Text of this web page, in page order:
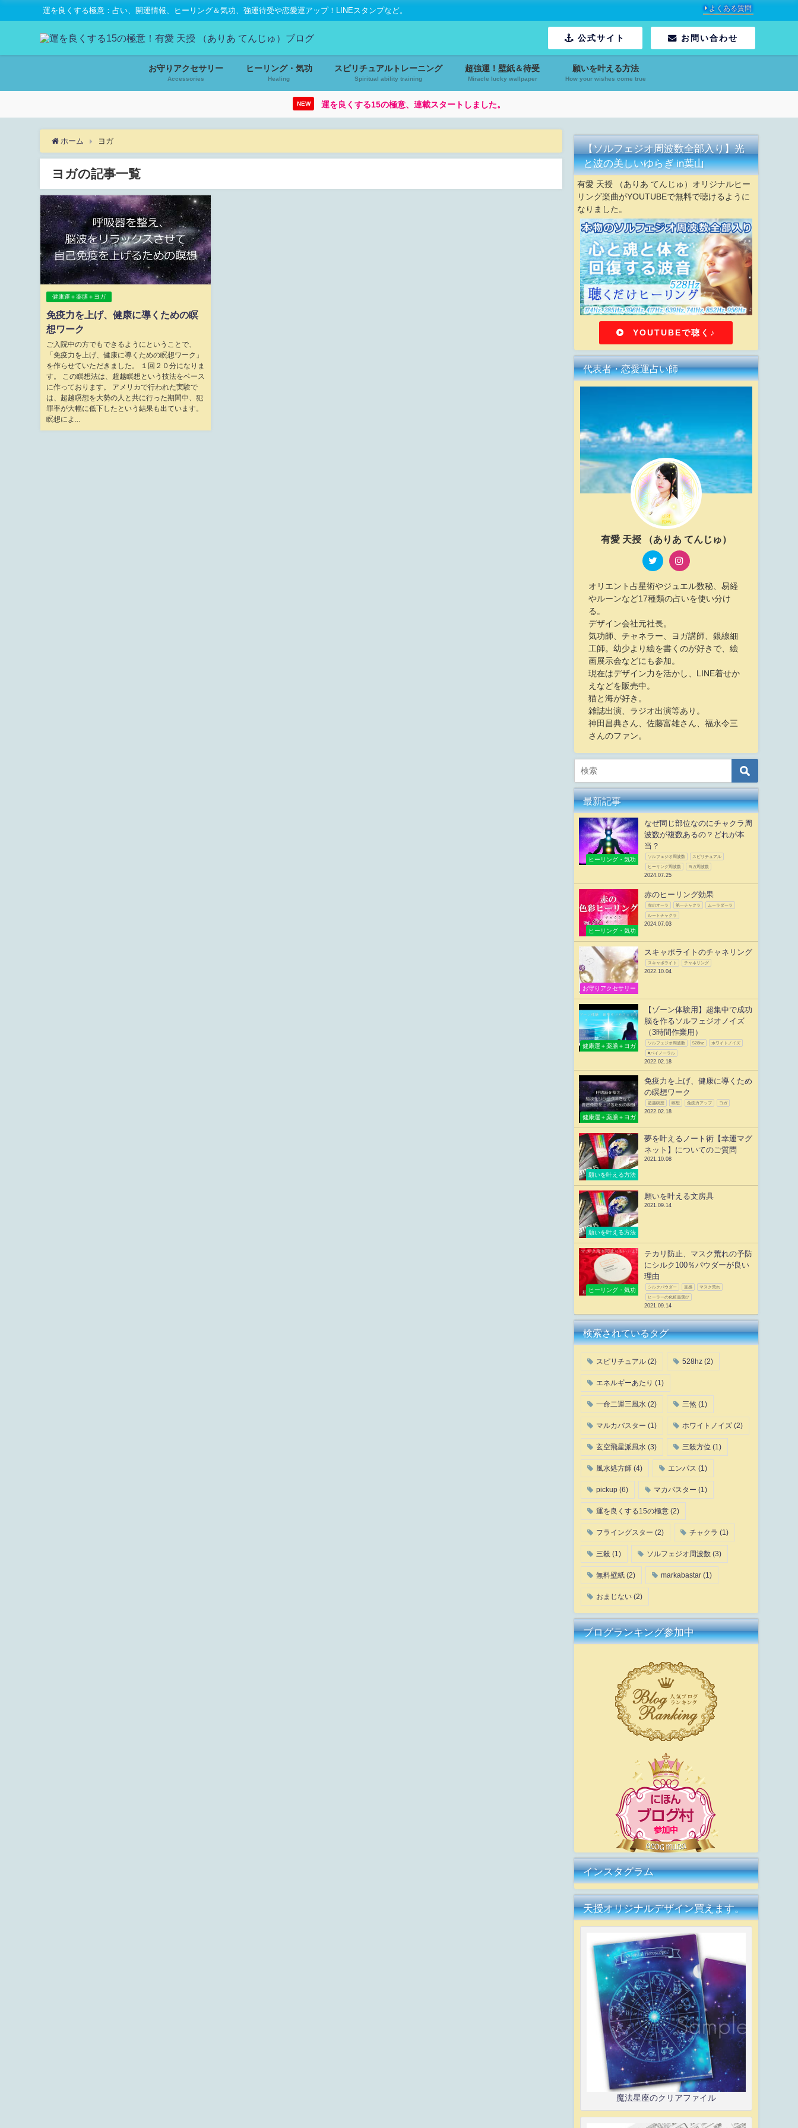
運を良くする極意：占い、開運情報、ヒーリング＆気功、強運待受や恋愛運アップ！LINEスタンプなど。 よくある質問
公式サイト お問い合わせ
お守りアクセサリー
Accessories
ヒーリング・気功
Healing
スピリチュアルトレーニング
Spiritual ability training
超強運！壁紙＆待受
Miracle lucky wallpaper
願いを叶える方法
How your wishes come true
NEW 運を良くする15の極意、連載スタートしました。
ホーム ヨガ
ヨガの記事一覧
健康運＋薬膳＋ヨガ
免疫力を上げ、健康に導くための瞑
想ワーク
ご入院中の方でもできるようにということで、
「免疫力を上げ、健康に導くための瞑想ワーク」
を作らせていただきました。 １回２０分になりま
す。 この瞑想法は、超越瞑想という技法をベース
に作っております。 アメリカで行われた実験で
は、超越瞑想を大勢の人と共に行った期間中、犯
罪率が大幅に低下したという結果も出ています。
瞑想によ...
【ソルフェジオ周波数全部入り】光
と波の美しいゆらぎ in葉山
有愛 天授 （ありあ てんじゅ）オリジナルヒー
リング楽曲がYOUTUBEで無料で聴けるように
なりました。
YOUTUBEで聴く♪
代表者・恋愛運占い師
有愛 天授 （ありあ てんじゅ）
オリエント占星術やジュエル数秘、易経
やルーンなど17種類の占いを使い分け
る。
デザイン会社元社長。
気功師、チャネラー、ヨガ講師、銀線細
工師。幼少より絵を書くのが好きで、絵
画展示会などにも参加。
現在はデザイン力を活かし、LINE着せか
えなどを販売中。
猫と海が好き。
雑誌出演、ラジオ出演等あり。
神田昌典さん、佐藤富雄さん、福永令三
さんのファン。
最新記事
ヒーリング・気功
なぜ同じ部位なのにチャクラ周
波数が複数あるの？どれが本
当？
ソルフェジオ周波数 スピリチュアル
ヒーリング周波数 ヨガ周波数
2024.07.25
ヒーリング・気功
赤のヒーリング効果
赤のオーラ 第一チャクラ ムーラダーラ
ルートチャクラ
2024.07.03
お守りアクセサリー
スキャポライトのチャネリング
スキャポライト チャネリング
2022.10.04
健康運＋薬膳＋ヨガ
【ゾーン体験用】超集中で成功
脳を作るソルフェジオノイズ
（3時間作業用）
ソルフェジオ周波数 528hz ホワイトノイズ
#バイノーラル
2022.02.18
健康運＋薬膳＋ヨガ
免疫力を上げ、健康に導くため
の瞑想ワーク
超越瞑想 瞑想 免疫力アップ ヨガ
2022.02.18
願いを叶える方法
夢を叶えるノート術【幸運マグ
ネット】についてのご質問
2021.10.08
願いを叶える方法
願いを叶える文房具
2021.09.14
ヒーリング・気功
テカリ防止、マスク荒れの予防
にシルク100％パウダーが良い
理由
シルクパウダー 直感 マスク荒れ
ヒーラーの化粧品選び
2021.09.14
検索されているタグ
スピリチュアル(2) 528hz(2)
エネルギーあたり (1)
一命二運三風水 (2) 三煞(1)
マルカバスター (1) ホワイトノイズ(2)
玄空飛星派風水 (3) 三殺方位 (1)
風水処方師(4) エンパス (1)
pickup(6) マカバスター (1)
運を良くする15の極意(2)
フライングスター (2) チャクラ (1)
三殺(1) ソルフェジオ周波数(3)
無料壁紙(2) markabastar(1)
おまじない(2)
ブログランキング参加中
インスタグラム
天授オリジナルデザイン買えます。
魔法星座のクリアファイル